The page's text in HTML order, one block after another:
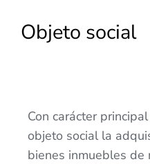
Objeto social
Con carácter
objeto social la
bienes inmuebles de